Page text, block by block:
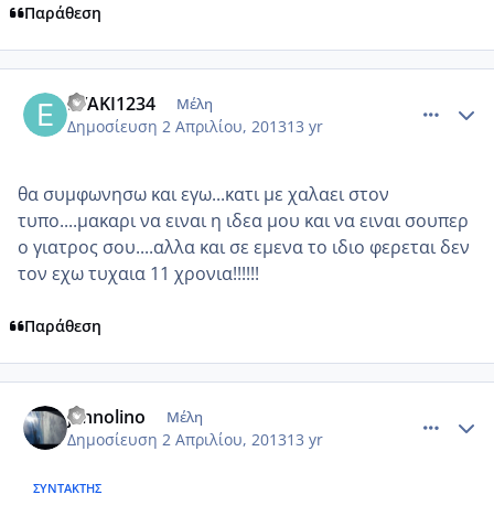
Παράθεση
EYAKI1234 Μέλη
Δημοσίευση 2 Απριλίου, 201313 yr
θα συμφωνησω και εγω...κατι με χαλαει στον
τυπο....μακαρι να ειναι η ιδεα μου και να ειναι σουπερ
ο γιατρος σου....αλλα και σε εμενα το ιδιο φερεται δεν
τον εχω τυχαια 11 χρονια!!!!!!
Παράθεση
jannolino Μέλη
Δημοσίευση 2 Απριλίου, 201313 yr
ΣΥΝΤΆΚΤΗΣ